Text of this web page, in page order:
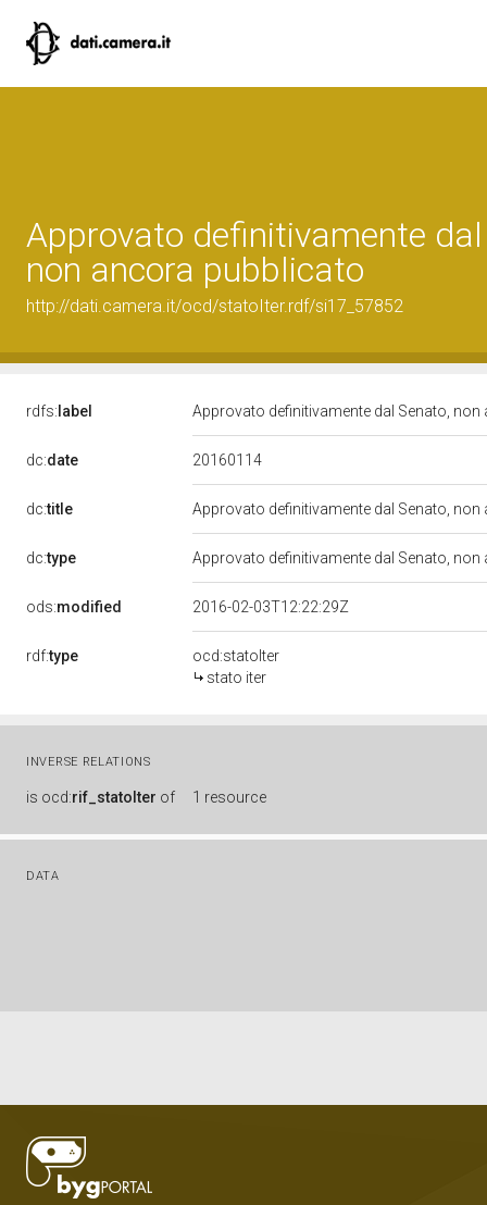
Approvato definitivamente dal
non ancora pubblicato
http://dati.camera.it/ocd/statoIter.rdf/si17_57852
rdfs: label Approvato definitivamente dal Senato,
dc:date 20160114
dc:title Approvato definitivamente dal Senato,
dc:type Approvato definitivamente dal Senato,
ods:modified 2016-02-03T12:22:29Z
rdf:type
ocd:statoIter
stato iter
INVERSE RELATIONS
is ocd:rif_statoIter of 1 resource
DATA